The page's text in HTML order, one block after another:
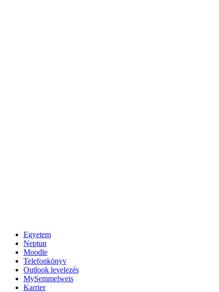
Egyetem
Neptun
Moodle
Telefonkönyv
Outlook levelezés
MySemmelweis
Karrier